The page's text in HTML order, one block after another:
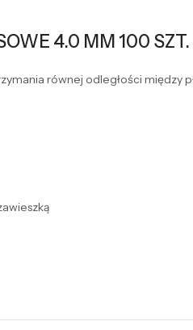
4.0 MM 100 SZT.
równej odległości